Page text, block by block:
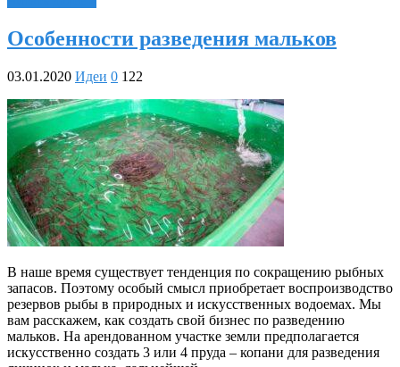
Особенности разведения мальков
03.01.2020 Идеи 0 122
В наше время существует тенденция по сокращению рыбных
запасов. Поэтому особый смысл приобретает воспроизводство
резервов рыбы в природных и искусственных водоемах. Мы
вам расскажем, как создать свой бизнес по разведению
мальков. На арендованном участке земли предполагается
искусственно создать 3 или 4 пруда – копани для разведения